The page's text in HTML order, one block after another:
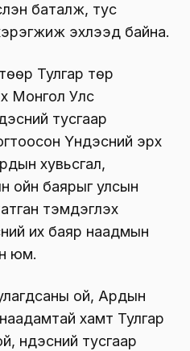
баталж, тус
эхлээд байна.
Тулгар төр
Монгол Улс
тусгаар
Үндэсний эрх
хувьсгал,
ойн баярыг улсын
тэмдэглэх
их баяр наадмын
юм.
ой, Ардын
хамт Тулгар
үндэсний тусгаар